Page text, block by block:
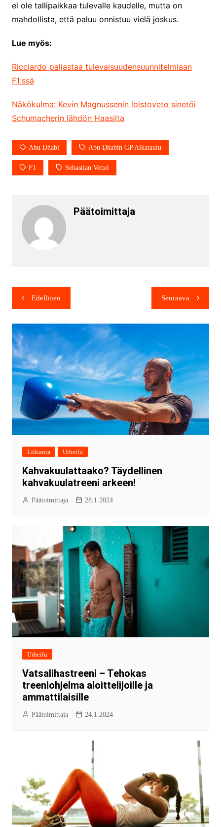
ei ole tallipaikkaa tulevalle kaudelle, mutta on
mahdollista, että paluu onnistuu vielä joskus.
Lue myös:
Ricciardo paljastaa tulevaisuudensuunnitelmiaan
F1:ssä
Näkökulma: Kevin Magnussenin loistoveto sinetöi
Schumacherin lähdön Haasilta
Abu Dhabi Abu Dhabin GP Aikataulu
F1 Sebastian Vettel
Päätoimittaja
Edellinen Seuraava
Liikunta Urheilu
Kahvakuulattaako? Täydellinen
kahvakuulatreeni arkeen!
Päätoimittaja 28.1.2024
Urheilu
Vatsalihastreeni – Tehokas
treeniohjelma aloittelijoille ja
ammattilaisille
Päätoimittaja 24.1.2024